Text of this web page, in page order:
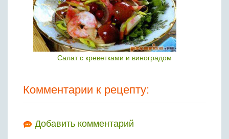
Салат с креветками и виноградом
Комментарии к рецепту:
Добавить комментарий